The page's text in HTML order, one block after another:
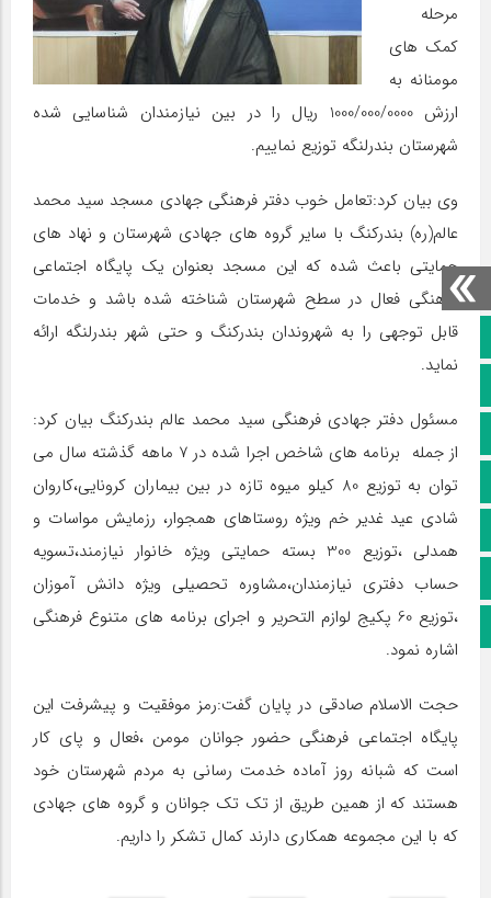
صفحه نخست
آپارات
اینستاگرام
پخش زنده
اپلیکیشن بیرق
مرحله
کمک های
مومنانه به
ارزش 1000/000/0000 ریال را در بین نیازمندان شناسایی شده
شهرستان بندرلنگه توزیع نماییم.
وی بیان کرد:تعامل خوب دفتر فرهنگی جهادی مسجد سید محمد
عالم(ره) بندرکنگ با سایر گروه های جهادی شهرستان و نهاد های
حمایتی باعث شده که این مسجد بعنوان یک پایگاه اجتماعی
فرهنگی فعال در سطح شهرستان شناخته شده باشد و خدمات
قابل توجهی را به شهروندان بندرکنگ و حتی شهر بندرلنگه ارائه
نماید.
مسئول دفتر جهادی فرهنگی سید محمد عالم بندرکنگ بیان کرد:
از جمله برنامه های شاخص اجرا شده در 7 ماهه گذشته سال می
توان به توزیع 80 کیلو میوه تازه در بین بیماران کرونایی،کاروان
شادی عید غدیر خم ویژه روستاهای همجوار، رزمایش مواسات و
همدلی ،توزیع 300 بسته حمایتی ویژه خانوار نیازمند،تسویه
حساب دفتری نیازمندان،مشاوره تحصیلی ویژه دانش آموزان
،توزیع 60 پکیج لوازم التحریر و اجرای برنامه های متنوع فرهنگی
اشاره نمود.
حجت الاسلام صادقی در پایان گفت:رمز موفقیت و پیشرفت این
پایگاه اجتماعی فرهنگی حضور جوانان مومن ،فعال و پای کار
است که شبانه روز آماده خدمت رسانی به مردم شهرستان خود
هستند که از همین طریق از تک تک جوانان و گروه های جهادی
که با این مجموعه همکاری دارند کمال تشکر را داریم.